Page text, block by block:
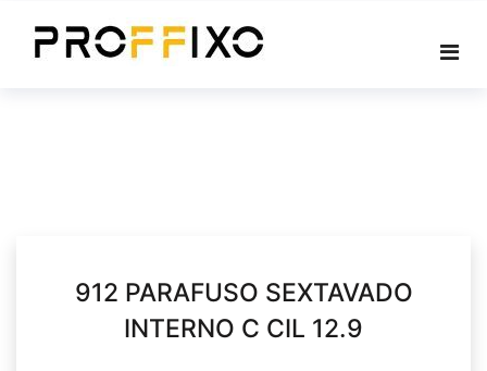
912 PARAFUSO SEXTAVADO
INTERNO C CIL 12.9